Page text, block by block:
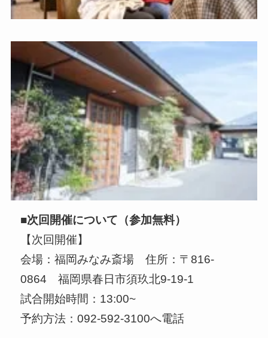
■次回開催について（参加無料）
【次回開催】
会場：福岡みなみ斎場 住所：〒816-
0864 福岡県春日市須玖北9-19-1
試合開始時間：13:00~
予約方法：092-592-3100へ電話